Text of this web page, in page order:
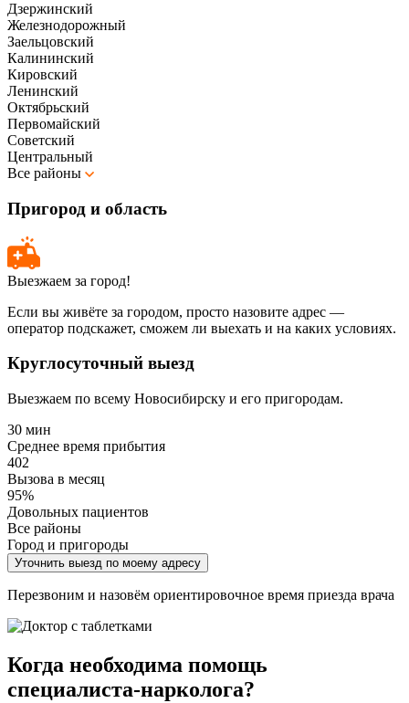
Дзержинский
Железнодорожный
Заельцовский
Калининский
Кировский
Ленинский
Октябрьский
Первомайский
Советский
Центральный
Все районы
Пригород и область
Выезжаем за город!
Если вы живёте за городом, просто назовите адрес —
оператор подскажет, сможем ли выехать и на каких условиях.
Круглосуточный выезд
Выезжаем по всему Новосибирску и его пригородам.
30 мин
Среднее время прибытия
402
Вызова в месяц
95%
Довольных пациентов
Все районы
Город и пригороды
Уточнить выезд по моему адресу
Перезвоним и назовём ориентировочное время приезда врача
Когда необходима помощь
специалиста-нарколога?